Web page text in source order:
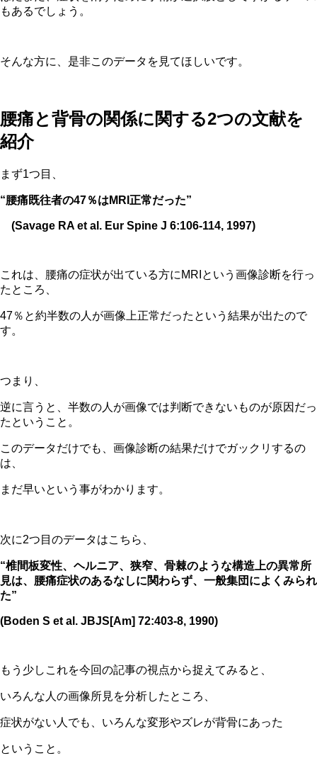
もあるでしょう。
そんな方に、是非このデータを見てほしいです。
腰痛と背骨の関係に関する2つの文献を
紹介
まず1つ目、
“腰痛既往者の47％はMRI正常だった”
(Savage RA et al. Eur Spine J 6:106-114, 1997)
これは、腰痛の症状が出ている方にMRIという画像診断を行っ
たところ、
47％と約半数の人が画像上正常だったという結果が出たので
す。
つまり、
逆に言うと、半数の人が画像では判断できないものが原因だっ
たということ。
このデータだけでも、画像診断の結果だけでガックリするの
は、
まだ早いという事がわかります。
次に2つ目のデータはこちら、
“椎間板変性、ヘルニア、狭窄、骨棘のような構造上の異常所
見は、腰痛症状のあるなしに関わらず、一般集団によくみられ
た”
(Boden S et al. JBJS[Am] 72:403-8, 1990)
もう少しこれを今回の記事の視点から捉えてみると、
いろんな人の画像所見を分析したところ、
症状がない人でも、いろんな変形やズレが背骨にあった
ということ。